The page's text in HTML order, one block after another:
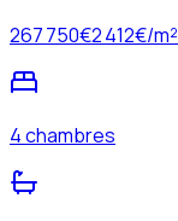
267 750€2 412€/m²
4 chambres